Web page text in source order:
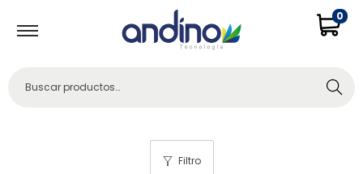
0
Buscar
Filtro